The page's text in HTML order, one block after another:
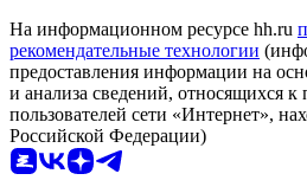
На информационном ресурсе hh.ru
рекомендательные технологии
предоставления информации на
и анализа сведений, относящихся к
пользователей сети «Интернет»,
Российской Федерации)